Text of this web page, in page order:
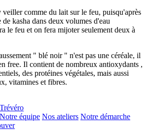
comme du lait sur le feu, puisqu'après
kasha dans deux volumes d'eau
le feu et on fera mijoter seulement deux à
" blé noir " n'est pas une céréale, il
free. Il contient de nombreux antioxydants ,
des protéines végétales, mais aussi
vitamines et fibres.
Notre équipe Nos ateliers Notre démarche